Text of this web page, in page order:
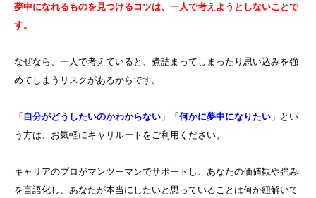
夢中になれるものを見つけるコツは、一人で考えようとしないことで
す。
なぜなら、一人で考えていると、煮詰まってしまったり思い込みを強
めてしまうリスクがあるからです。
「 自分がどうしたいのかわからない 」「 何かに夢中になりたい 」とい
う方は、お気軽にキャリルートをご利用ください。
キャリアのプロがマンツーマンでサポートし、あなたの価値観や強み
を言語化し、あなたが本当にしたいと思っていることは何か紐解いて